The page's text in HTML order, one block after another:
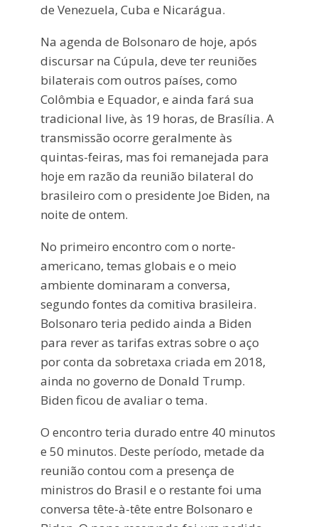
de Venezuela, Cuba e Nicarágua.
Na agenda de Bolsonaro de hoje, após
discursar na Cúpula, deve ter reuniões
bilaterais com outros países, como
Colômbia e Equador, e ainda fará sua
tradicional live, às 19 horas, de Brasília. A
transmissão ocorre geralmente às
quintas-feiras, mas foi remanejada para
hoje em razão da reunião bilateral do
brasileiro com o presidente Joe Biden, na
noite de ontem.
No primeiro encontro com o norte-
americano, temas globais e o meio
ambiente dominaram a conversa,
segundo fontes da comitiva brasileira.
Bolsonaro teria pedido ainda a Biden
para rever as tarifas extras sobre o aço
por conta da sobretaxa criada em 2018,
ainda no governo de Donald Trump.
Biden ficou de avaliar o tema.
O encontro teria durado entre 40 minutos
e 50 minutos. Deste período, metade da
reunião contou com a presença de
ministros do Brasil e o restante foi uma
conversa tête-à-tête entre Bolsonaro e